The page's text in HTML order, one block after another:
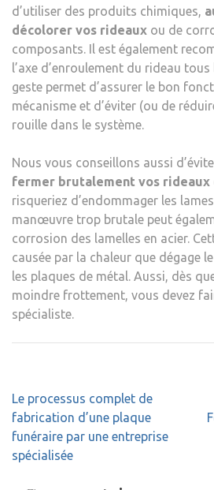
d’utiliser des produits chimiques,
décolorer vos rideaux ou de
composants. Il est également
l’axe d’enroulement du rideau tous
geste permet d’assurer le bon
mécanisme et d’éviter (ou de
rouille dans le système.
Nous vous conseillons aussi
fermer brutalement vos rideaux
risqueriez d’endommager les
manœuvre trop brutale peut
corrosion des lamelles en acier.
causée par la chaleur que dégage
les plaques de métal. Aussi, dès
moindre frottement, vous devez
spécialiste.
Navigation
de
l’article
Le processus complet de
fabrication d’une plaque
funéraire par une entreprise
spécialisée